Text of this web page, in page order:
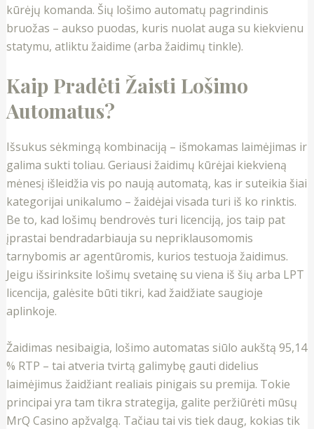
kūrėjų komanda. Šių lošimo automatų pagrindinis
bruožas – aukso puodas, kuris nuolat auga su kiekvienu
statymu, atliktu žaidime (arba žaidimų tinkle).
Kaip Pradėti Žaisti Lošimo
Automatus?
Išsukus sėkmingą kombinaciją – išmokamas laimėjimas ir
galima sukti toliau. Geriausi žaidimų kūrėjai kiekvieną
mėnesį išleidžia vis po naują automatą, kas ir suteikia šiai
kategorijai unikalumo – žaidėjai visada turi iš ko rinktis.
Be to, kad lošimų bendrovės turi licenciją, jos taip pat
įprastai bendradarbiauja su nepriklausomomis
tarnybomis ar agentūromis, kurios testuoja žaidimus.
Jeigu išsirinksite lošimų svetainę su viena iš šių arba LPT
licencija, galėsite būti tikri, kad žaidžiate saugioje
aplinkoje.
Žaidimas nesibaigia, lošimo automatas siūlo aukštą 95,14
% RTP – tai atveria tvirtą galimybę gauti didelius
laimėjimus žaidžiant realiais pinigais su premija. Tokie
principai yra tam tikra strategija, galite peržiūrėti mūsų
MrQ Casino apžvalgą. Tačiau tai vis tiek daug, kokias tik